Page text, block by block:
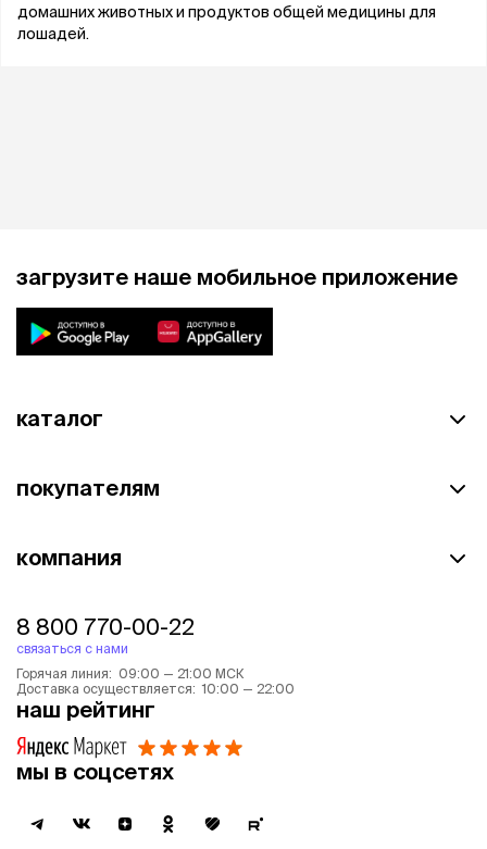
домашних животных и продуктов общей медицины для
лошадей.
загрузите наше мобильное приложение
каталог
покупателям
компания
8 800 770-00-22
связаться с нами
Горячая линия: 09:00 — 21:00 МСК
Доставка осуществляется: 10:00 — 22:00
наш рейтинг
мы в соцсетях